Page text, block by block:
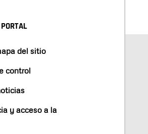
del sitio
control
y acceso a la